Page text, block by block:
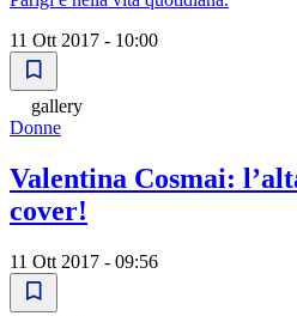
11 Ott 2017 - 10:00
gallery
Donne
Valentina Cosmai:
cover!
11 Ott 2017 - 09:56